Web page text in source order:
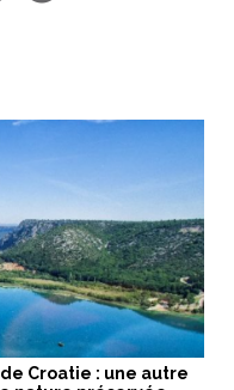
Croatie : une autre